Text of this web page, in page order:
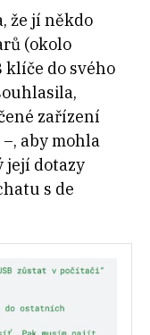
že jí někdo
(okolo
klíče do svého
zařízení
aby mohla
její dotazy
s de